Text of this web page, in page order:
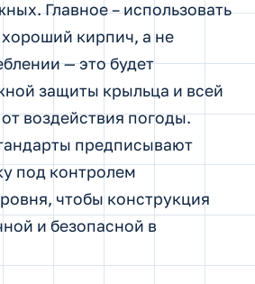
Главное – использовать
хороший кирпич, а не
— это будет
защиты крыльца и всей
воздействия погоды.
предписывают
под контролем
чтобы конструкция
и безопасной в